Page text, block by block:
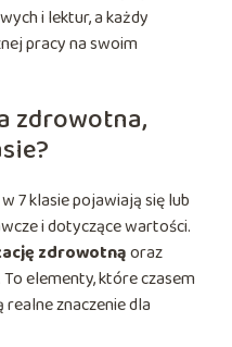
i lektur, a każdy
pracy na swoim
zdrowotna,
7 klasie pojawiają się lub
i dotyczące wartości.
zdrowotnąoraz
elementy, które czasem
znaczenie dla